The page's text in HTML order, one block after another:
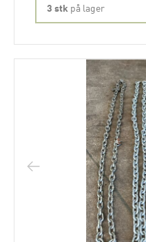
3 stk på lager